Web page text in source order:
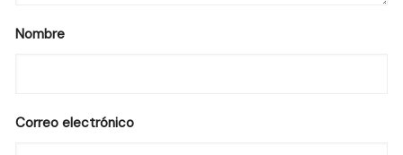
Nombre
Correo electrónico